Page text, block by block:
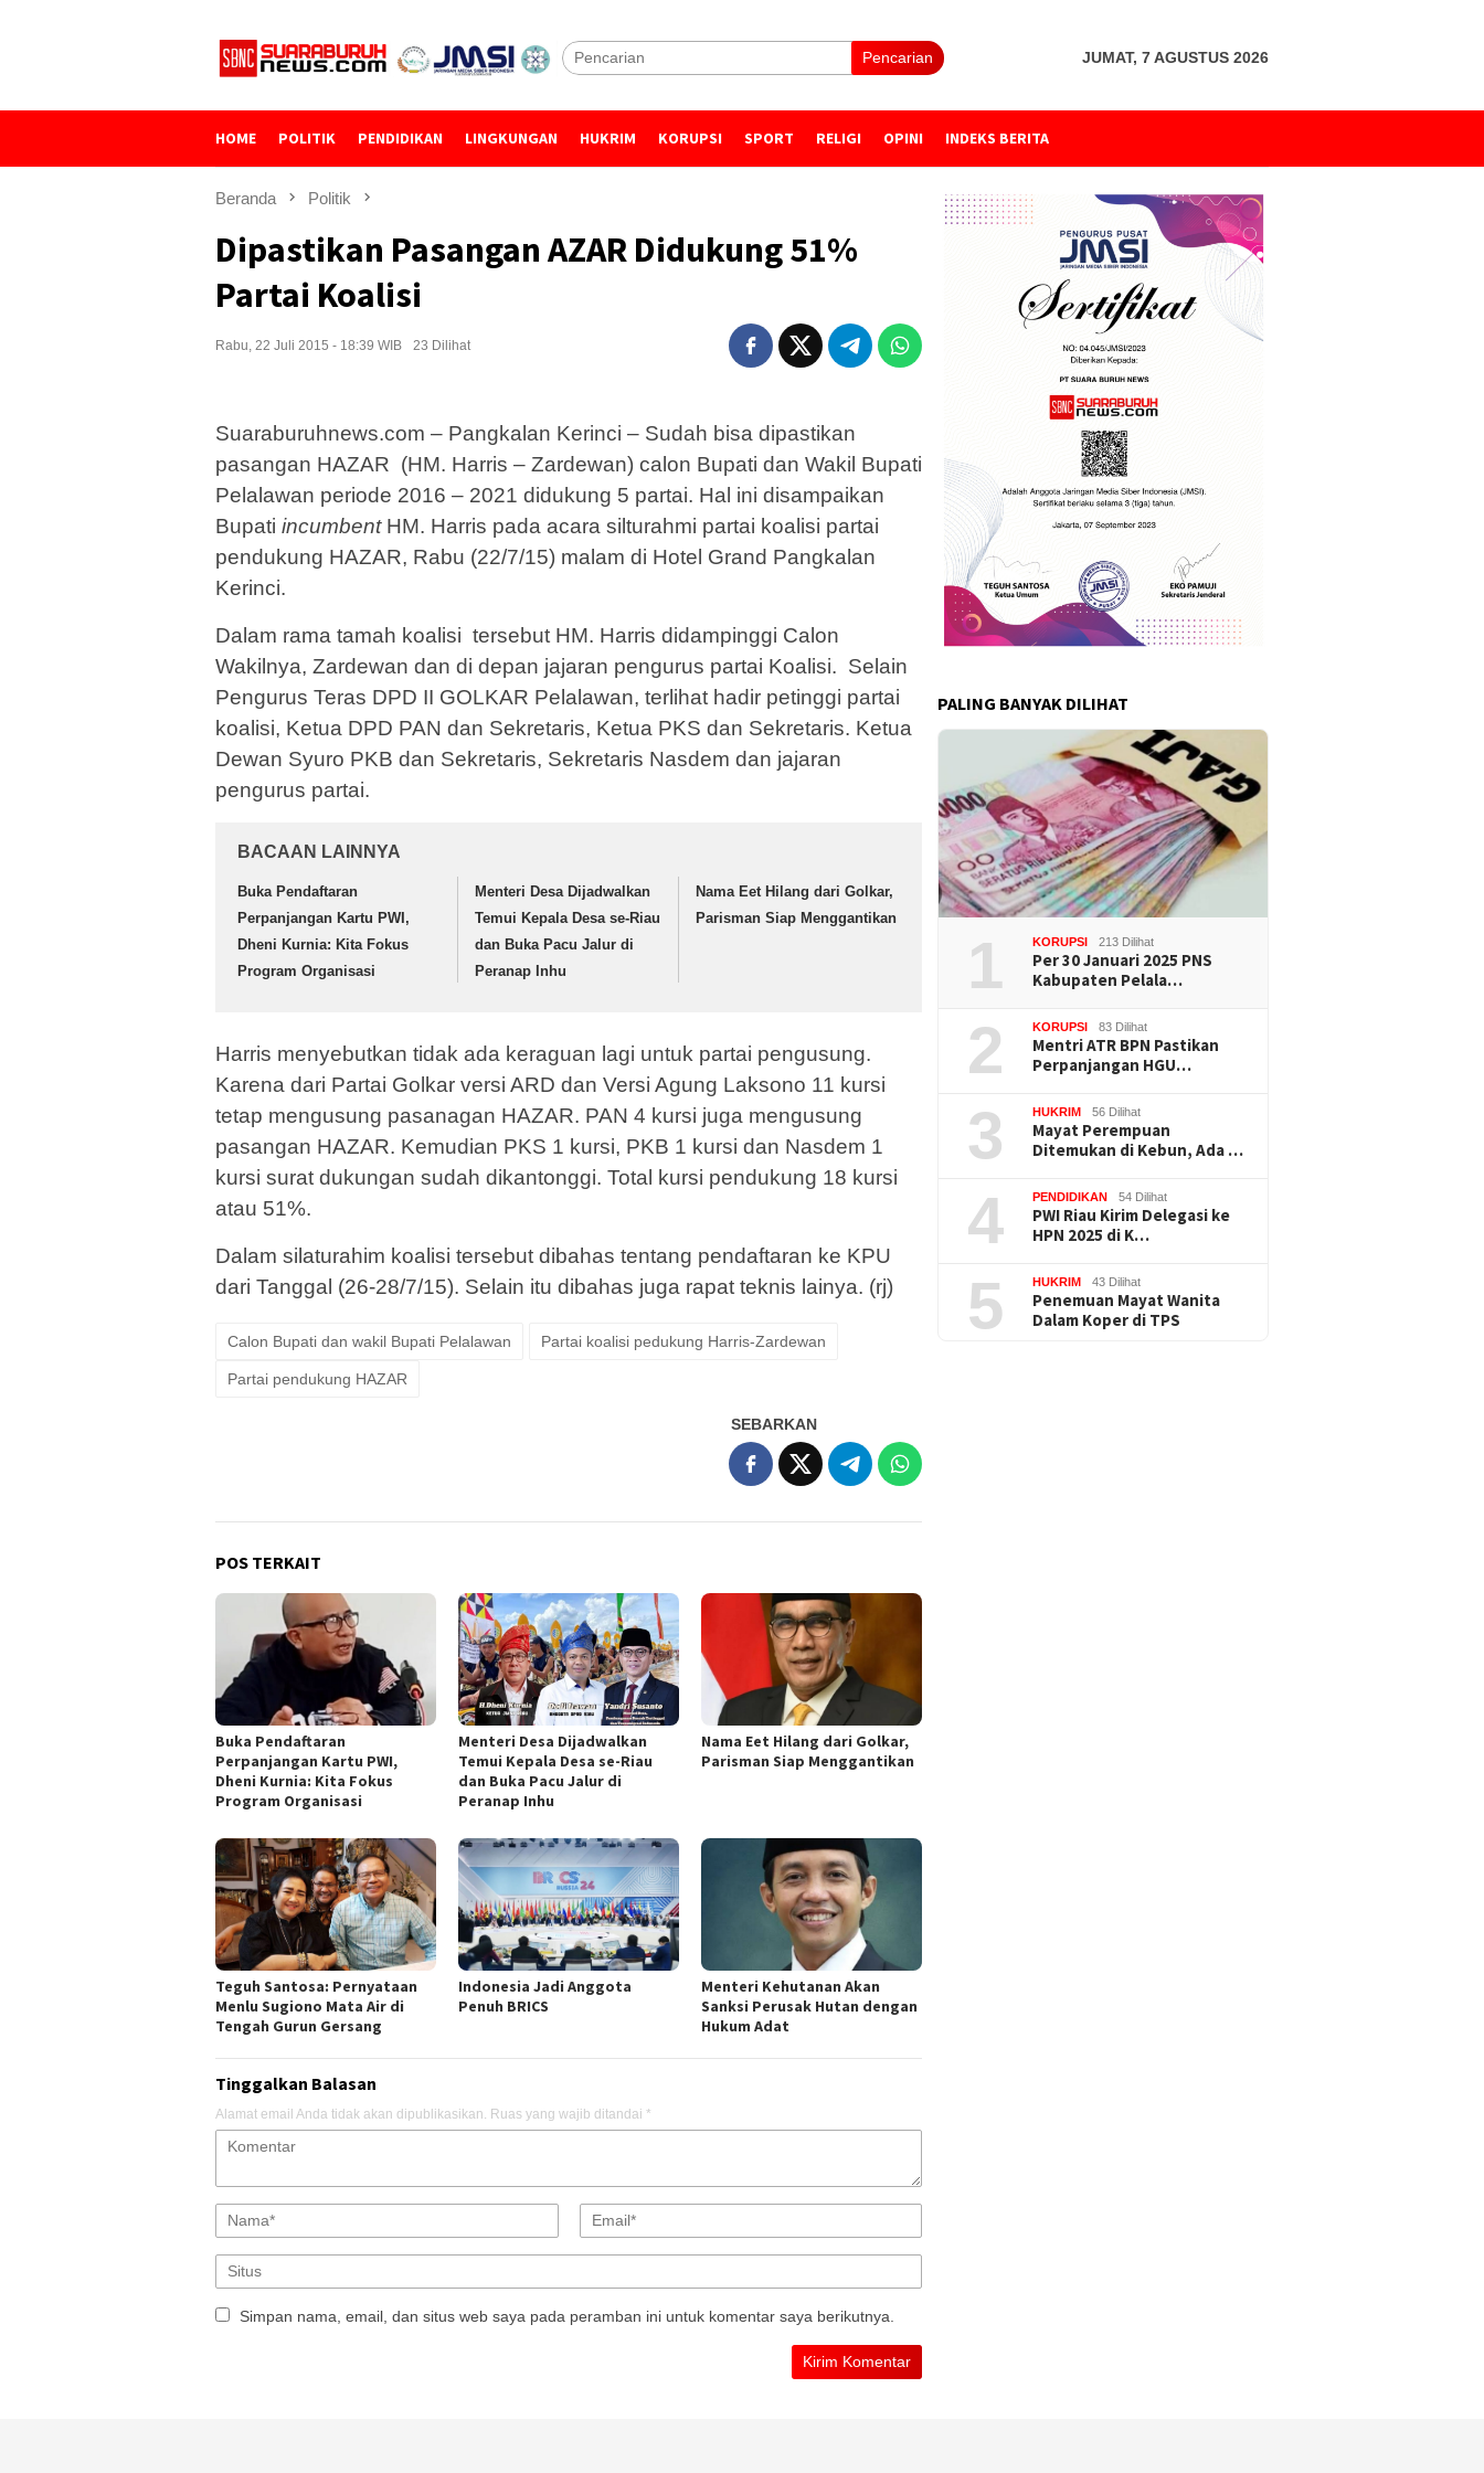
Pencarian JUMAT, 7 AGUSTUS 2026
HOME POLITIK PENDIDIKAN LINGKUNGAN HUKRIM KORUPSI SPORT RELIGI OPINI INDEKS BERITA
Beranda Politik
Dipastikan Pasangan AZAR Didukung 51%
Partai Koalisi
Rabu, 22 Juli 2015 - 18:39 WIB 23 Dilihat
Suaraburuhnews.com – Pangkalan Kerinci – Sudah bisa dipastikan
pasangan HAZAR (HM. Harris – Zardewan) calon Bupati dan Wakil Bupati
Pelalawan periode 2016 – 2021 didukung 5 partai. Hal ini disampaikan
Bupati incumbentHM. Harris pada acara silturahmi partai koalisi partai
pendukung HAZAR, Rabu (22/7/15) malam di Hotel Grand Pangkalan
Kerinci.
Dalam rama tamah koalisi tersebut HM. Harris didampinggi Calon
Wakilnya, Zardewan dan di depan jajaran pengurus partai Koalisi. Selain
Pengurus Teras DPD II GOLKAR Pelalawan, terlihat hadir petinggi partai
koalisi, Ketua DPD PAN dan Sekretaris, Ketua PKS dan Sekretaris. Ketua
Dewan Syuro PKB dan Sekretaris, Sekretaris Nasdem dan jajaran
pengurus partai.
BACAAN LAINNYA
Buka Pendaftaran
Perpanjangan Kartu PWI,
Dheni Kurnia: Kita Fokus
Program Organisasi
Menteri Desa Dijadwalkan
Temui Kepala Desa se-Riau
dan Buka Pacu Jalur di
Peranap Inhu
Nama Eet Hilang dari Golkar,
Parisman Siap Menggantikan
Harris menyebutkan tidak ada keraguan lagi untuk partai pengusung.
Karena dari Partai Golkar versi ARD dan Versi Agung Laksono 11 kursi
tetap mengusung pasanagan HAZAR. PAN 4 kursi juga mengusung
pasangan HAZAR. Kemudian PKS 1 kursi, PKB 1 kursi dan Nasdem 1
kursi surat dukungan sudah dikantonggi. Total kursi pendukung 18 kursi
atau 51%.
Dalam silaturahim koalisi tersebut dibahas tentang pendaftaran ke KPU
dari Tanggal (26-28/7/15). Selain itu dibahas juga rapat teknis lainya. (rj)
Calon Bupati dan wakil Bupati Pelalawan Partai koalisi pedukung Harris-Zardewan
Partai pendukung HAZAR
SEBARKAN
POS TERKAIT
Buka Pendaftaran
Perpanjangan Kartu PWI,
Dheni Kurnia: Kita Fokus
Program Organisasi
Menteri Desa Dijadwalkan
Temui Kepala Desa se-Riau
dan Buka Pacu Jalur di
Peranap Inhu
Nama Eet Hilang dari Golkar,
Parisman Siap Menggantikan
Teguh Santosa: Pernyataan
Menlu Sugiono Mata Air di
Tengah Gurun Gersang
Indonesia Jadi Anggota
Penuh BRICS
Menteri Kehutanan Akan
Sanksi Perusak Hutan dengan
Hukum Adat
Tinggalkan Balasan
Alamat email Anda tidak akan dipublikasikan. Ruas yang wajib ditandai *
Simpan nama, email, dan situs web saya pada peramban ini untuk komentar saya berikutnya.
PALING BANYAK DILIHAT
1 KORUPSI 213 Dilihat
Per 30 Januari 2025 PNS
Kabupaten Pelala…
2 KORUPSI 83 Dilihat
Mentri ATR BPN Pastikan
Perpanjangan HGU…
3 HUKRIM 56 Dilihat
Mayat Perempuan
Ditemukan di Kebun, Ada …
4 PENDIDIKAN 54 Dilihat
PWI Riau Kirim Delegasi ke
HPN 2025 di K…
5 HUKRIM 43 Dilihat
Penemuan Mayat Wanita
Dalam Koper di TPS